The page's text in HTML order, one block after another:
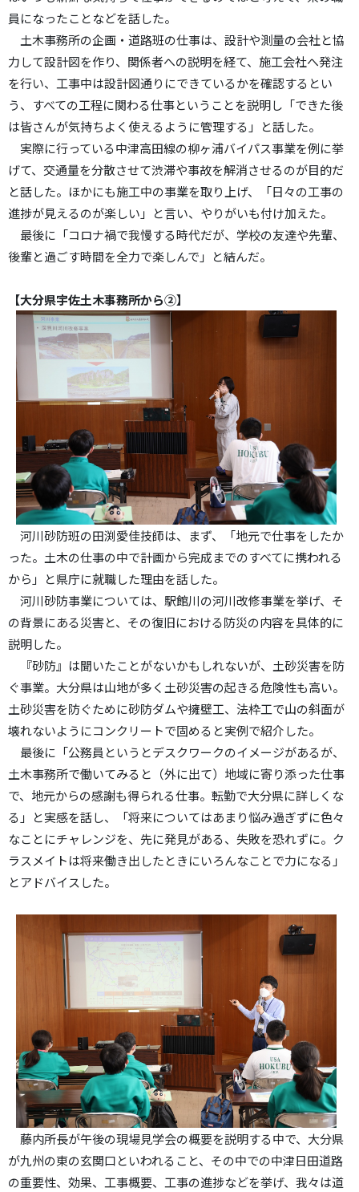
員になったことなどを話した。
土木事務所の企画・道路班の仕事は、設計や測量の会社と協
力して設計図を作り、関係者への説明を経て、施工会社へ発注
を行い、工事中は設計図通りにできているかを確認するとい
う、すべての工程に関わる仕事ということを説明し「できた後
は皆さんが気持ちよく使えるように管理する」と話した。
実際に行っている中津高田線の柳ヶ浦バイパス事業を例に挙
げて、交通量を分散させて渋滞や事故を解消させるのが目的だ
と話した。ほかにも施工中の事業を取り上げ、「日々の工事の
進捗が見えるのが楽しい」と言い、やりがいも付け加えた。
最後に「コロナ禍で我慢する時代だが、学校の友達や先輩、
後輩と過ごす時間を全力で楽しんで」と結んだ。
【大分県宇佐土木事務所から②】
河川砂防班の田渕愛佳技師は、まず、「地元で仕事をしたか
った。土木の仕事の中で計画から完成までのすべてに携われる
から」と県庁に就職した理由を話した。
河川砂防事業については、駅館川の河川改修事業を挙げ、そ
の背景にある災害と、その復旧における防災の内容を具体的に
説明した。
『砂防』は聞いたことがないかもしれないが、土砂災害を防
ぐ事業。大分県は山地が多く土砂災害の起きる危険性も高い。
土砂災害を防ぐために砂防ダムや擁壁工、法枠工で山の斜面が
壊れないようにコンクリートで固めると実例で紹介した。
最後に「公務員というとデスクワークのイメージがあるが、
土木事務所で働いてみると（外に出て）地域に寄り添った仕事
で、地元からの感謝も得られる仕事。転勤で大分県に詳しくな
る」と実感を話し、「将来についてはあまり悩み過ぎずに色々
なことにチャレンジを、先に発見がある、失敗を恐れずに。ク
ラスメイトは将来働き出したときにいろんなことで力になる」
とアドバイスした。
藤内所長が午後の現場見学会の概要を説明する中で、大分県
が九州の東の玄関口といわれること、その中での中津日田道路
の重要性、効果、工事概要、工事の進捗などを挙げ、我々は道